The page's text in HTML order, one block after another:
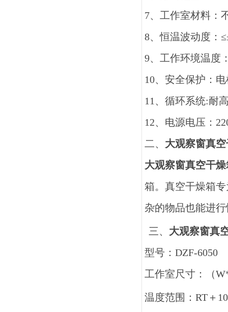
7、工作室材料：
8、恒温波动度：
9、工作环境温度
10、安全保护：
11 、循环系统:耐
12、电源电压：
二、 大观察窗真
大观察窗真空干
箱。真空干燥箱
杂的物品也能进
三、 大观察窗真
型号： DZF-6050
工作室尺寸：（
温度范围： RT ＋ 10